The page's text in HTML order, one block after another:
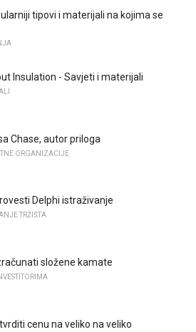
tipovi i materijali na kojima se
Insulation - Savjeti i materijali
Chase, autor priloga
ORGANIZACIJE
Delphi istraživanje
TRŽIŠTA
složene kamate
cenu na veliko na veliko